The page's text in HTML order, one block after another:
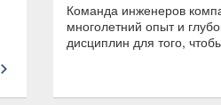
Команда инженеров
многолетний опыт и
дисциплин для того,